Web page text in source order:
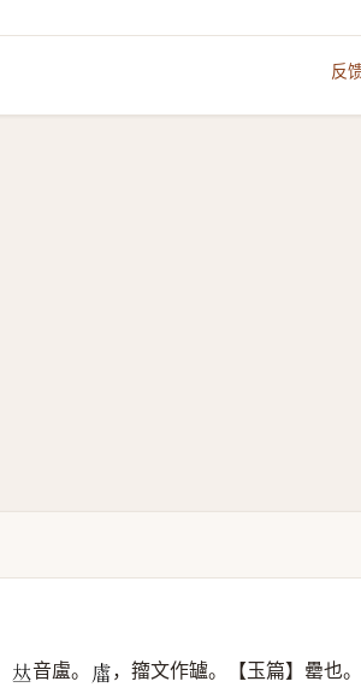
反
𠀤音盧。 𧇄 ，籀文作罏。【玉篇】罍也。